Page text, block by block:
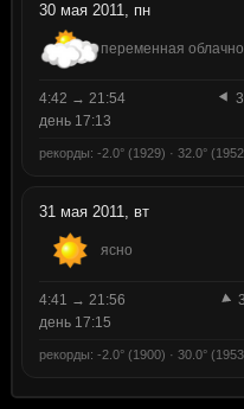
30 мая 2011, пн
переменная
4:42 → 21:54
день 17:13
рекорды: -2.0° (1929) · 32.0°
31 мая 2011, вт
ясно
4:41 → 21:56
день 17:15
рекорды: -2.0° (1900) · 30.0°